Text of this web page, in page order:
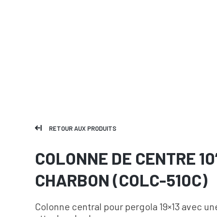
RETOUR AUX PRODUITS
COLONNE DE CENTRE
CHARBON (COLC-510C)
Colonne central pour pergola 19×13 avec